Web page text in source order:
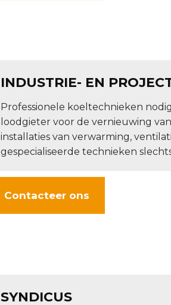
INDUSTRIE- EN
Professionele koeltechnieken
loodgieter voor de vernieuwing
installaties van verwarming,
gespecialiseerde technieken
Contacteer ons
SYNDICUS